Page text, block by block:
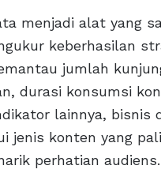
menjadi alat yang
keberhasilan
jumlah
durasi konsumsi
lainnya, bisnis
jenis konten yang
perhatian